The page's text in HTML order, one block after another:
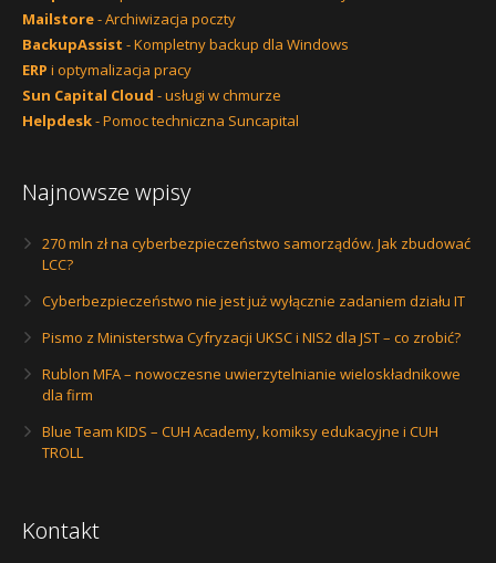
Mailstore- Archiwizacja poczty
BackupAssist - Kompletny backup dla Windows
ERP i optymalizacja pracy
Sun Capital Cloud - usługi w chmurze
Helpdesk- Pomoc techniczna Suncapital
Najnowsze wpisy
270 mln zł na cyberbezpieczeństwo samorządów. Jak zbudować
LCC?
Cyberbezpieczeństwo nie jest już wyłącznie zadaniem działu IT
Pismo z Ministerstwa Cyfryzacji UKSC i NIS2 dla JST – co zrobić?
Rublon MFA – nowoczesne uwierzytelnianie wieloskładnikowe
dla firm
Blue Team KIDS – CUH Academy, komiksy edukacyjne i CUH
TROLL
Kontakt